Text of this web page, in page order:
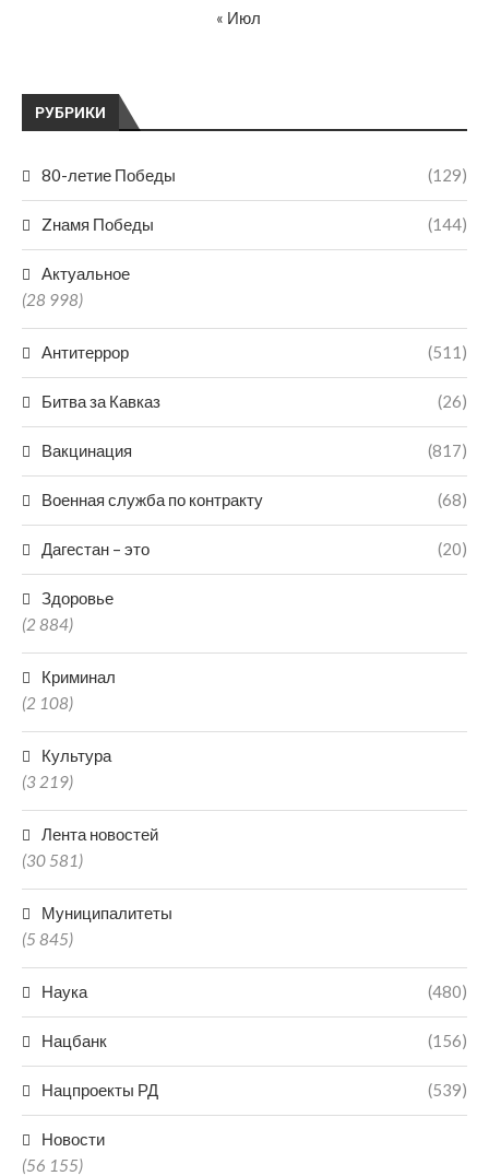
РУБРИКИ
80-летие Победы (129)
Zнамя Победы (144)
Актуальное
(28 998)
Антитеррор (511)
Битва за Кавказ (26)
Вакцинация (817)
Военная служба по контракту (68)
Дагестан – это (20)
Здоровье
(2 884)
Криминал
(2 108)
Культура
(3 219)
Лента новостей
(30 581)
Муниципалитеты
(5 845)
Наука (480)
Нацбанк (156)
Нацпроекты РД (539)
Новости
(56 155)
« Июл